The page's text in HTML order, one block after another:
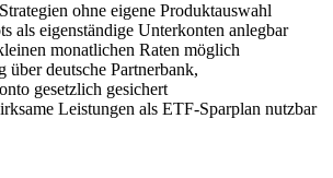
ohne eigene Produktauswahl
als eigenständige Unterkonten anlegbar
monatlichen Raten möglich
über deutsche Partnerbank,
gesetzlich gesichert
Leistungen als ETF-Sparplan nutzbar